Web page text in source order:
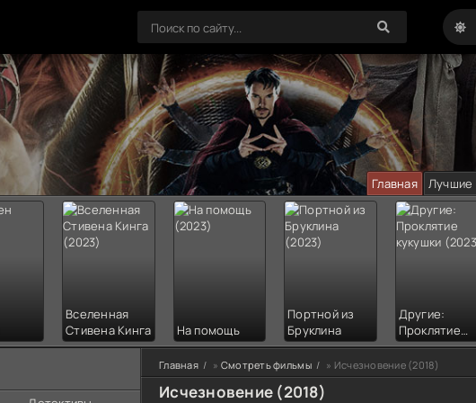
Главная Лучшие
Вселенная
Стивена Кинга
На помощь
Портной из
Бруклина
Другие:
Проклятие
кукушки
Главная » Смотреть фильмы » Исчезновение (2018)
Исчезновение (2018)